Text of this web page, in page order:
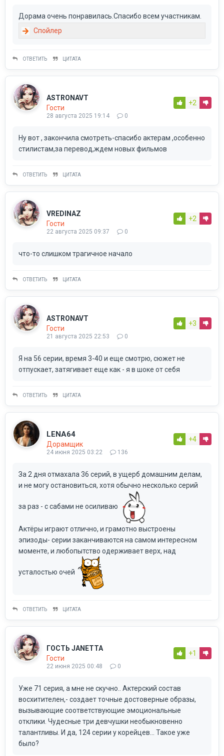
Дорама очень понравилась.Спасибо всем участникам.
ОТВЕТИТЬ ЦИТАТА
ASTRONAVT
Гости
28 августа 2025 19:14 0
+2
Ну вот , закончила смотреть-спасибо актерам ,особенно
стилистам,за перевод,ждем новых фильмов
ОТВЕТИТЬ ЦИТАТА
VREDINAZ
Гости
22 августа 2025 09:37 0
+2
что-то слишком трагичное начало
ОТВЕТИТЬ ЦИТАТА
ASTRONAVT
Гости
21 августа 2025 22:53 0
+3
Я на 56 серии, время 3-40 и еще смотрю, сюжет не
отпускает, затягивает еще как - я в шоке от себя
ОТВЕТИТЬ ЦИТАТА
LENA64
Дорамщик
24 июня 2025 03:22 136
+4
За 2 дня отмахала 36 серий, в ущерб домашним делам,
и не могу остановиться, хотя обычно несколько серий
за раз - с сабами не осиливаю
Актёры играют отлично, и грамотно выстроены
эпизоды- серии заканчиваются на самом интересном
моменте, и любопытство одерживает верх, над
усталостью очей
ОТВЕТИТЬ ЦИТАТА
ГОСТЬ JANETTA
Гости
22 июня 2025 00:48 0
+1
Уже 71 серия, а мне не скучно.. Актерский состав
восхитителен,- создает точные достоверные образы,
вызывающие соответствующие эмоциональные
отклики. Чудесные три девчушки необыкновенно
талантливы. И да, 124 серии у корейцев... Такое уже
было?